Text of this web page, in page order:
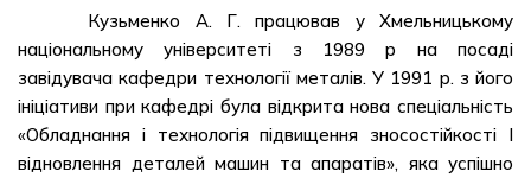
Кузьменко А. Г. працював у Хмельницькому
національному університеті з 1989 р на посаді
завідувача кафедри технології металів. У 1991 р. з його
ініціативи при кафедрі була відкрита нова спеціальність
«Обладнання і технологія підвищення зносостійкості І
відновлення деталей машин та апаратів», яка успішно